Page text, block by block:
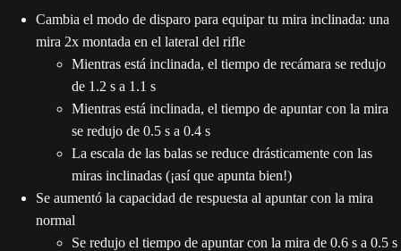
Cambia el modo de disparo para equipar tu mira inclinada: una
mira 2x montada en el lateral del rifle
Mientras está inclinada, el tiempo de recámara se redujo
de 1.2 s a 1.1 s
Mientras está inclinada, el tiempo de apuntar con la mira
se redujo de 0.5 s a 0.4 s
La escala de las balas se reduce drásticamente con las
miras inclinadas (¡así que apunta bien!)
Se aumentó la capacidad de respuesta al apuntar con la mira
normal
Se redujo el tiempo de apuntar con la mira de 0.6 s a 0.5 s